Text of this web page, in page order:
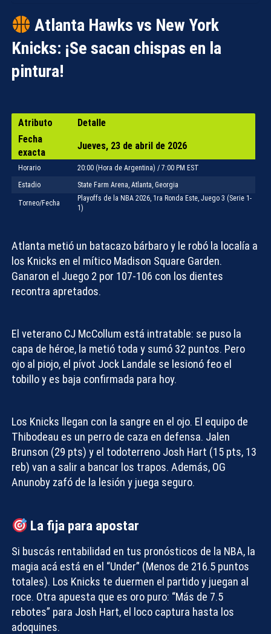
Atlanta Hawks vs New York
Knicks: ¡Se sacan chispas en la
pintura!
Atributo
Detalle
Fecha
exacta
Jueves, 23 de abril de 2026
Horario
20:00 (Hora de Argentina) / 7:00 PM EST
Estadio
State Farm Arena, Atlanta, Georgia
Torneo/Fecha
Playoffs de la NBA 2026, 1ra Ronda Este, Juego 3 (Serie 1-
1)
Atlanta metió un batacazo bárbaro y le robó la localía a
los Knicks en el mítico Madison Square Garden.
Ganaron el Juego 2 por 107-106 con los dientes
recontra apretados.
El veterano CJ McCollum está intratable: se puso la
capa de héroe, la metió toda y sumó 32 puntos. Pero
ojo al piojo, el pívot Jock Landale se lesionó feo el
tobillo y es baja confirmada para hoy.
Los Knicks llegan con la sangre en el ojo. El equipo de
Thibodeau es un perro de caza en defensa. Jalen
Brunson (29 pts) y el todoterreno Josh Hart (15 pts, 13
reb) van a salir a bancar los trapos. Además, OG
Anunoby zafó de la lesión y juega seguro.
La fija para apostar
Si buscás rentabilidad en tus pronósticos de la NBA, la
magia acá está en el “Under” (Menos de 216.5 puntos
totales). Los Knicks te duermen el partido y juegan al
roce. Otra apuesta que es oro puro: “Más de 7.5
rebotes” para Josh Hart, el loco captura hasta los
adoquines.